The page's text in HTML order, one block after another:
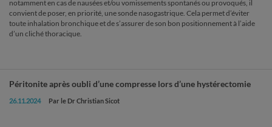
notamment en cas de nausées et/ou vomissements spontanés ou provoqués, il
convient de poser, en priorité, une sonde nasogastrique. Cela permet d’éviter
toute inhalation bronchique et de s’assurer de son bon positionnement à l’aide
d’un cliché thoracique.
Péritonite après oubli d’une compresse lors d’une hystérectomie
26.11.2024 Par le Dr Christian Sicot